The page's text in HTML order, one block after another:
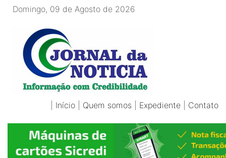
Domingo, 09 de Agosto de 2026
Início Quem somos Expediente Contato